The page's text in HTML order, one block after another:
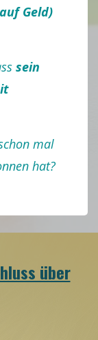
Geld)
sein
mal
hat?
über